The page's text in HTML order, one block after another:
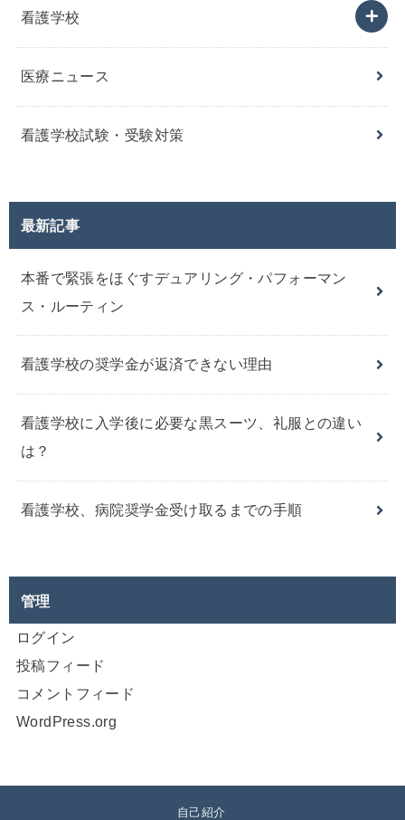
看護学校
医療ニュース
看護学校試験・受験対策
最新記事
本番で緊張をほぐすデュアリング・パフォーマン
ス・ルーティン
看護学校の奨学金が返済できない理由
看護学校に入学後に必要な黒スーツ、礼服との違い
は？
看護学校、病院奨学金受け取るまでの手順
管理
ログイン
投稿フィード
コメントフィード
WordPress.org
自己紹介